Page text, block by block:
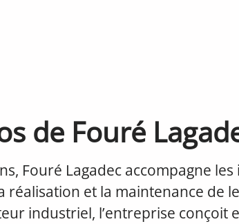
de Fouré
Fouré Lagadec accompagne
réalisation et la maintenance de
industriel, l’entreprise conçoit